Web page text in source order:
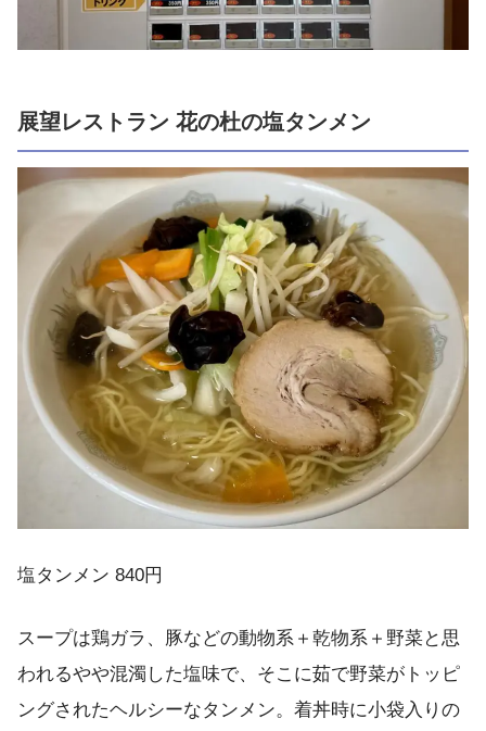
展望レストラン 花の杜の塩タンメン
塩タンメン 840円
スープは鶏ガラ、豚などの動物系＋乾物系＋野菜と思
われるやや混濁した塩味で、そこに茹で野菜がトッピ
ングされたヘルシーなタンメン。着丼時に小袋入りの